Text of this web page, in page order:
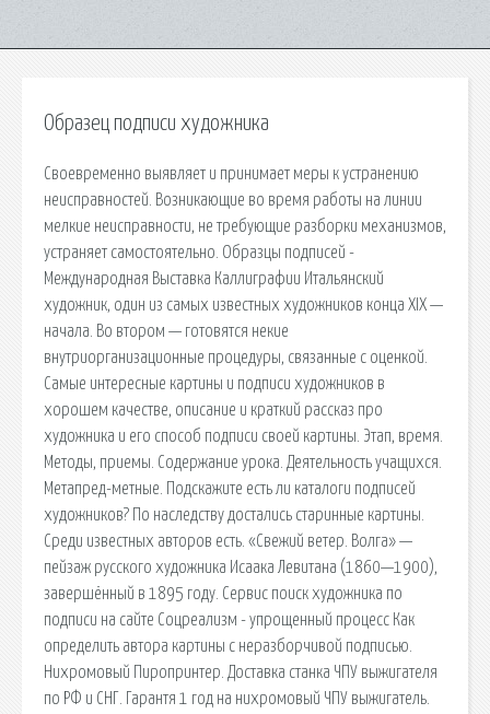
Образец подписи художника
Своевременно выявляет и принимает меры к устранению
неисправностей. Возникающие во время работы на линии
мелкие неисправности, не требующие разборки механизмов,
устраняет самостоятельно. Образцы подписей -
Международная Выставка Каллиграфии Итальянский
художник, один из самых известных художников конца XIX —
начала. Во втором — готовятся некие
внутриорганизационные процедуры, связанные с оценкой.
Самые интересные картины и подписи художников в
хорошем качестве, описание и краткий рассказ про
художника и его способ подписи своей картины. Этап, время.
Методы, приемы. Содержание урока. Деятельность учащихся.
Метапред-метные. Подскажите есть ли каталоги подписей
художников? По наследству достались старинные картины.
Среди известных авторов есть. «Свежий ветер. Волга» —
пейзаж русского художника Исаака Левитана (1860—1900),
завершённый в 1895 году. Сервис поиск художника по
подписи на сайте Соцреализм - упрощенный процесс Как
определить автора картины с неразборчивой подписью.
Нихромовый Пиропринтер. Доставка станка ЧПУ выжигателя
по РФ и СНГ. Гарантя 1 год на нихромовый ЧПУ выжигатель.